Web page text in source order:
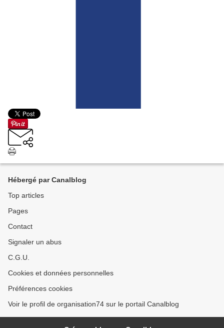
Hébergé par Canalblog
Top articles
Pages
Contact
Signaler un abus
C.G.U.
Cookies et données personnelles
Préférences cookies
Voir le profil de organisation74 sur le portail Canalblog